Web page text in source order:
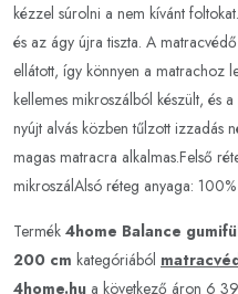
kézzel súrolni a nem kívánt
és az ágy újra tiszta. A
ellátott, így könnyen a matrachoz
kellemes mikroszálból készült, és
nyújt alvás közben tűlzott izzadás
magas matracra alkalmas.Felső
mikroszálAlsó réteg anyaga:
Termék 4home Balance
200 cm kategóriából
4home.hu a következő áron 6